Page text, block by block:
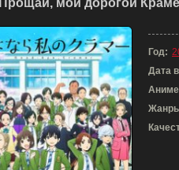
Прощай, мой дорогой
Год:
Дата